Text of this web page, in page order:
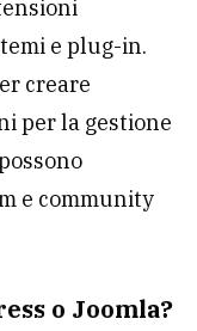
e plug-in.
creare
per la gestione
e community
o Joomla?